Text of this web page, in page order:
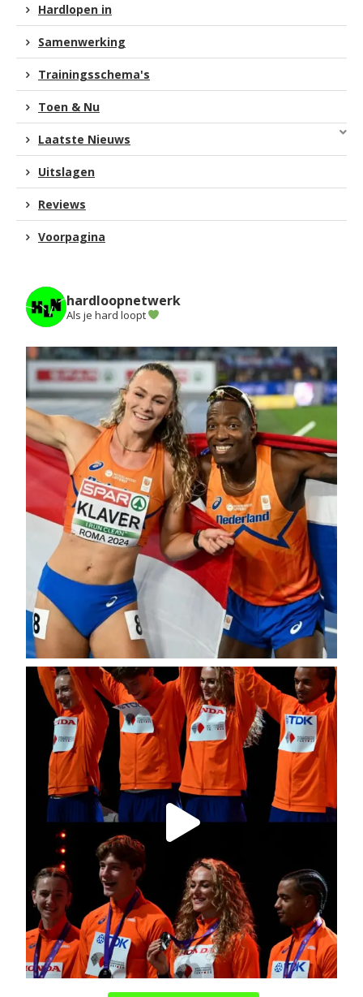
Hardlopen in
Samenwerking
Trainingsschema's
Toen & Nu
Laatste Nieuws
Uitslagen
Reviews
Voorpagina
hardloopnetwerk
Als je hard loopt